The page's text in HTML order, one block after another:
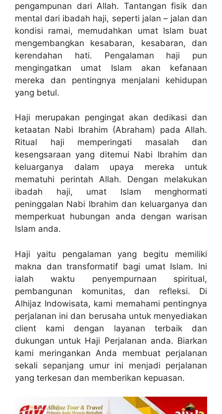
pengampunan dari Allah. Tantangan fisik dan
mental dari ibadah haji, seperti jalan – jalan dan
kondisi ramai, memudahkan umat Islam buat
mengembangkan kesabaran, kesabaran, dan
kerendahan hati. Pengalaman haji pun
mengingatkan umat Islam akan kefanaan
mereka dan pentingnya menjalani kehidupan
yang betul.
Haji merupakan pengingat akan dedikasi dan
ketaatan Nabi Ibrahim (Abraham) pada Allah.
Ritual haji memperingati masalah dan
kesengsaraan yang ditemui Nabi Ibrahim dan
keluarganya dalam upaya mereka untuk
mematuhi perintah Allah. Dengan melakukan
ibadah haji, umat Islam menghormati
peninggalan Nabi Ibrahim dan keluarganya dan
memperkuat hubungan anda dengan warisan
Islam anda.
Haji yaitu pengalaman yang begitu memiliki
makna dan transformatif bagi umat Islam. Ini
ialah waktu penyempurnaan spiritual,
pembangunan komunitas, dan refleksi. Di
Alhijaz Indowisata, kami memahami pentingnya
perjalanan ini dan berusaha untuk menyediakan
client kami dengan layanan terbaik dan
dukungan untuk Haji Perjalanan anda. Biarkan
kami meringankan Anda membuat perjalanan
sekali sepanjang umur ini menjadi perjalanan
yang terkesan dan memberikan kepuasan.